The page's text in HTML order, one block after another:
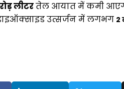
लीटरतेल आयात में कमी
उत्सर्जन में लगभग 2